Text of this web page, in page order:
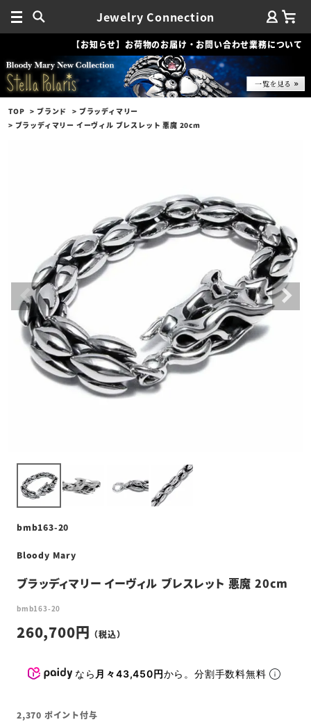
Jewelry Connection
【お知らせ】お荷物のお届け・お問い合わせ業務について
TOP ブランド
ブラッディマリー
ブラッディマリー イーヴィル ブレスレット 悪魔 20cm
bmb163-20
Bloody Mary
ブラッディマリー イーヴィル ブレスレット 悪魔 20cm
bmb163-20
260,700
なら 月々43,450円から。分割手数料無料
2,370 ポイント付与